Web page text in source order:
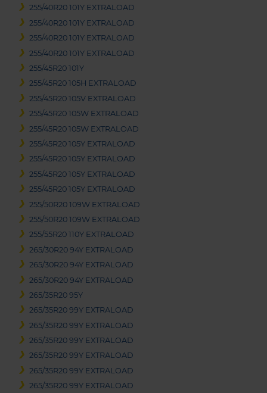
255/40R20 101Y EXTRALOAD
255/40R20 101Y EXTRALOAD
255/40R20 101Y EXTRALOAD
255/40R20 101Y EXTRALOAD
255/45R20 101Y
255/45R20 105H EXTRALOAD
255/45R20 105V EXTRALOAD
255/45R20 105W EXTRALOAD
255/45R20 105W EXTRALOAD
255/45R20 105Y EXTRALOAD
255/45R20 105Y EXTRALOAD
255/45R20 105Y EXTRALOAD
255/45R20 105Y EXTRALOAD
255/50R20 109W EXTRALOAD
255/50R20 109W EXTRALOAD
255/55R20 110Y EXTRALOAD
265/30R20 94Y EXTRALOAD
265/30R20 94Y EXTRALOAD
265/30R20 94Y EXTRALOAD
265/35R20 95Y
265/35R20 99Y EXTRALOAD
265/35R20 99Y EXTRALOAD
265/35R20 99Y EXTRALOAD
265/35R20 99Y EXTRALOAD
265/35R20 99Y EXTRALOAD
265/35R20 99Y EXTRALOAD